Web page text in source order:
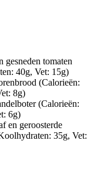
gesneden tomaten
40g, Vet: 15g)
(Calorieën:
8g)
(Calorieën:
6g)
en geroosterde
35g, Vet: